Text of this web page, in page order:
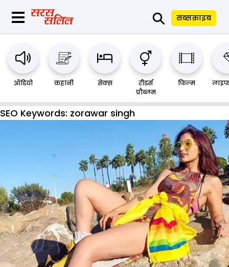
⚲ सब्सक्राइब
ऑडियो कहानी सेक्स
रीडर्स
प्रौब्लम
फिल्म
SEO Keywords: zorawar singh